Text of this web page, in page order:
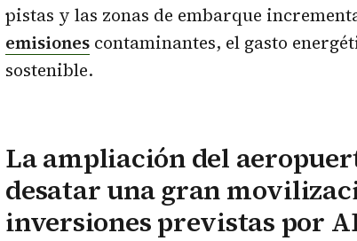
pistas y las zonas de embarque
emisiones contaminantes, el gasto
sostenible.
La ampliación del
desatar una gran
inversiones previstas por